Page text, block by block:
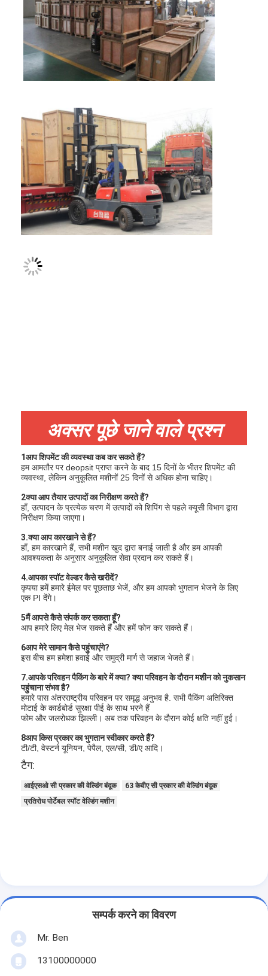
अक्सर पूछे जाने वाले प्रश्न
1आप शिपमेंट की व्यवस्था कब कर सकते हैं?
हम आमतौर पर deopsit प्राप्त करने के बाद 15 दिनों के भीतर शिपमेंट की
व्यवस्था, लेकिन अनुकूलित मशीनों 25 दिनों से अधिक होना चाहिए।
2क्या आप तैयार उत्पादों का निरीक्षण करते हैं?
हाँ, उत्पादन के प्रत्येक चरण में उत्पादों को शिपिंग से पहले क्यूसी विभाग द्वारा
निरीक्षण किया जाएगा।
3.क्या आप कारखाने से हैं?
हाँ, हम कारखाने हैं, सभी मशीन खुद द्वारा बनाई जाती है और हम आपकी
आवश्यकता के अनुसार अनुकूलित सेवा प्रदान कर सकते हैं।
4.आपका स्पॉट वेल्डर कैसे खरीदें?
कृपया हमें हमारे ईमेल पर पूछताछ भेजें, और हम आपको भुगतान भेजने के लिए
एक PI देंगे।
5मैं आपसे कैसे संपर्क कर सकता हूँ?
आप हमारे लिए मेल भेज सकते हैं और हमें फोन कर सकते हैं।
6आप मेरे सामान कैसे पहुंचाएंगे?
इस बीच हम हमेशा हवाई और समुद्री मार्ग से जहाज भेजते हैं।
7.आपके परिवहन पैकिंग के बारे में क्या? क्या परिवहन के दौरान मशीन को नुकसान
पहुंचाना संभव है?
हमारे पास अंतरराष्ट्रीय परिवहन पर समृद्ध अनुभव है. सभी पैकिंग अतिरिक्त
मोटाई के कार्डबोर्ड सुरक्षा पीई के साथ भरने हैं
फोम और जलरोधक झिल्ली। अब तक परिवहन के दौरान कोई क्षति नहीं हुई।
8आप किस प्रकार का भुगतान स्वीकार करते हैं?
टी/टी, वेस्टर्न यूनियन, पेपैल, एल/सी, डी/ए आदि।
टैग:
आईएसओ सी प्रकार की वेल्डिंग बंदूक
63 केवीए सी प्रकार की वेल्डिंग बंदूक
प्रतिरोध पोर्टेबल स्पॉट वेल्डिंग मशीन
सम्पर्क करने का विवरण
Mr. Ben
13100000000